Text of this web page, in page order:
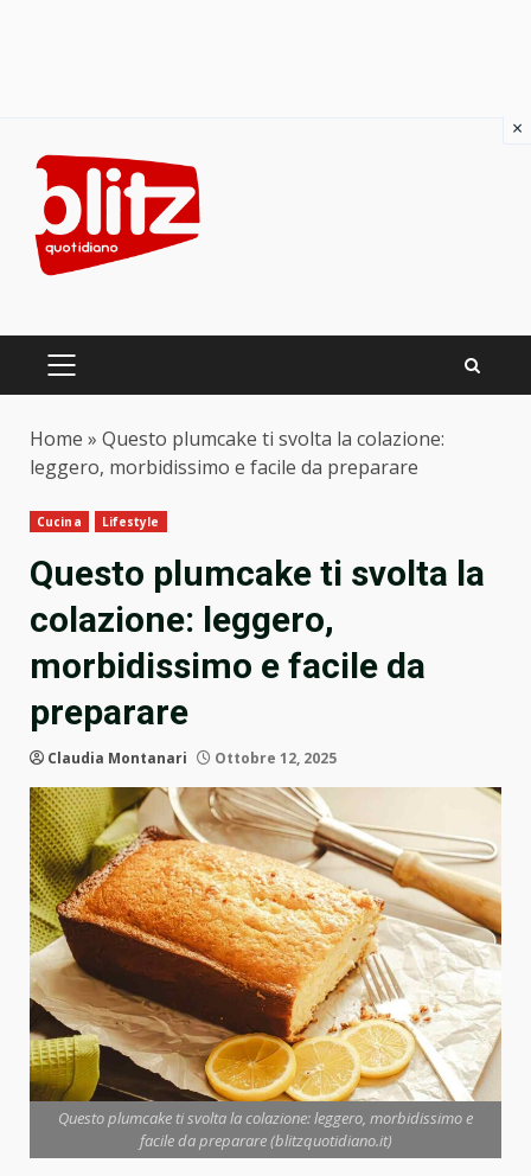
content
PRIMARY
Home » Questo plumcake ti svolta la colazione:
leggero, morbidissimo e facile da preparare
Cucina Lifestyle
Questo plumcake ti svolta la
colazione: leggero,
morbidissimo e facile da
preparare
Claudia Montanari Ottobre 12, 2025
Questo plumcake ti svolta la colazione: leggero, morbidissimo e
facile da preparare (blitzquotidiano.it)
×